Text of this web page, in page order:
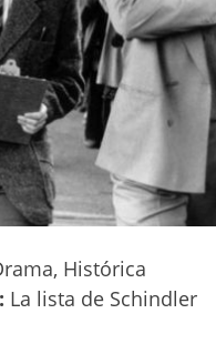
Histórica
La lista de Schindler